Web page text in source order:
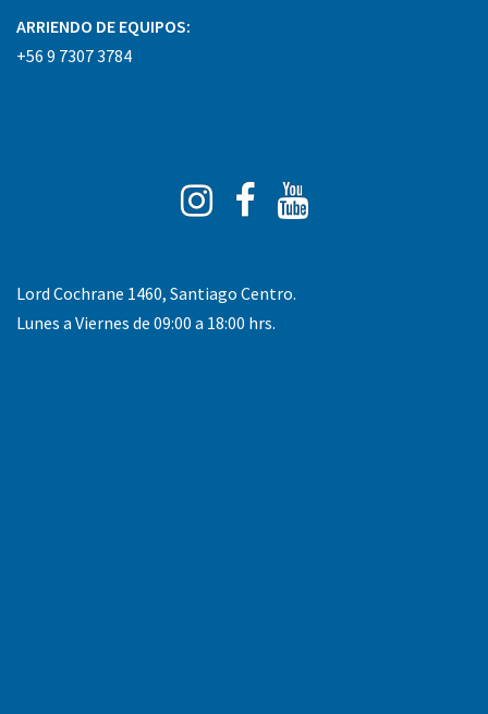
ARRIENDO DE EQUIPOS:
+56 9 7307 3784
Instagram
Facebook
Tube
Lord Cochrane 1460, Santiago Centro.
Lunes a Viernes de 09:00 a 18:00 hrs.